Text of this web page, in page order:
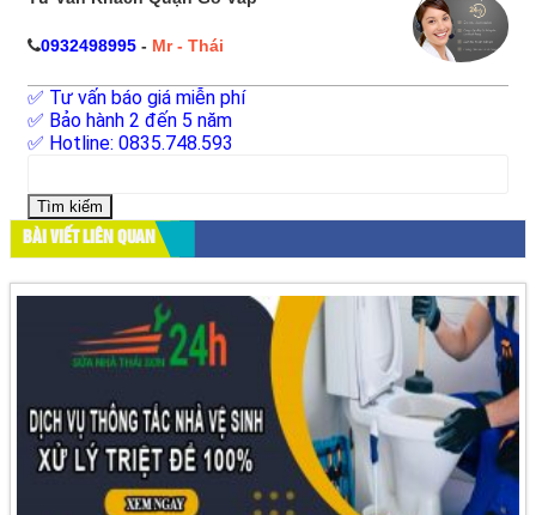
0932498995 - Mr - Thái
✅ Tư vấn báo giá miễn phí
✅ Bảo hành 2 đến 5 năm
✅ Hotline: 0835.748.593
cho:
BÀI VIẾT LIÊN QUAN